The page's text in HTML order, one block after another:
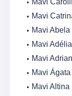
Mavi
Mavi
Mavi Abela
Mavi Adélia
Mavi
Mavi Ágata
Mavi Altina